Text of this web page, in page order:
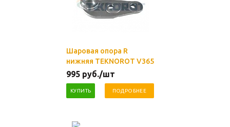
Шаровая опора R
нижняя TEKNOROT V365
995 руб./шт
КУПИТЬ ПОДРОБНЕЕ